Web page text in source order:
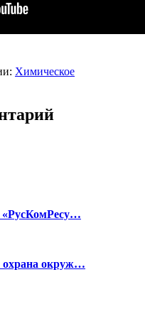
Химическое
«РусКомРесу…
окруж…